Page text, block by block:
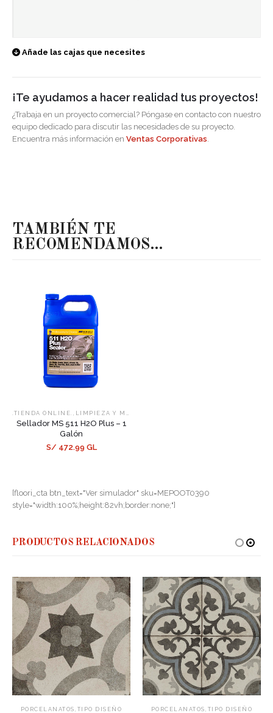
Añade las cajas que necesites
¡Te ayudamos a hacer realidad tus proyectos!
¿Trabaja en un proyecto comercial? Póngase en contacto con nuestro
equipo dedicado para discutir las necesidades de su proyecto.
Encuentra más información en Ventas Corporativas.
TAMBIÉN TE
RECOMENDAMOS…
.TIENDA ONLINE. LIMPIEZA Y MANTENIMIENTO
Sellador MS 511 H2O Plus – 1
Galón
S/ 472.99 GL
[floori_cta btn_text="Ver simulador" sku=MEPOOT0390
style="width:100%;height:82vh;border:none;"]
PRODUCTOS RELACIONADOS
PORCELANATOS TIPO DISEÑO PORCELANATOS TIPO DISEÑO